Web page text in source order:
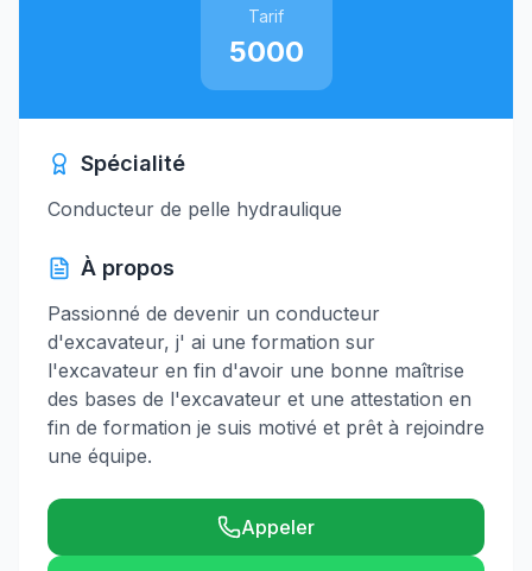
Tarif
5000
Spécialité
Conducteur de pelle hydraulique
À propos
Passionné de devenir un conducteur
d'excavateur, j' ai une formation sur
l'excavateur en fin d'avoir une bonne maîtrise
des bases de l'excavateur et une attestation en
fin de formation je suis motivé et prêt à rejoindre
une équipe.
Appeler